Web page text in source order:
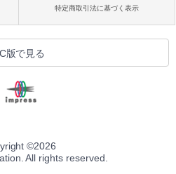
特定商取引法に基づく表示
版で見る
©2026
All rights reserved.